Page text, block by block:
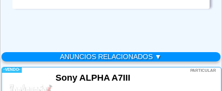
ANUNCIOS RELACIONADOS ▼
-VENDO- PARTICULAR
Sony ALPHA A7III